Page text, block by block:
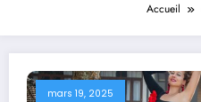
Accueil
mars 19, 2025